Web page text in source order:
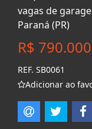
vagas de
Paraná (PR)
R$
REF. SB0061
Adicionar ao